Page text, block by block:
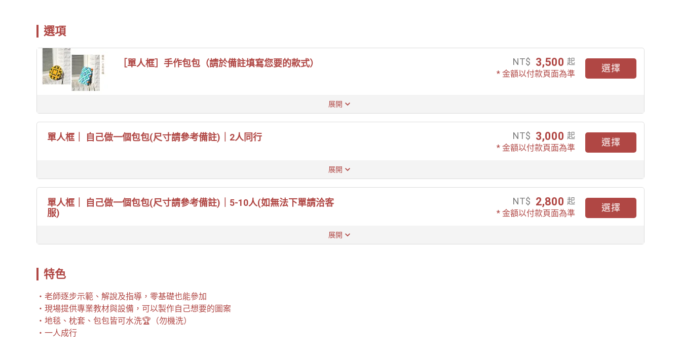
選項
［單人框］手作包包（請於備註填寫您要的款式） NT$ 3,500 起
* 金額以付款頁面為準
選擇
展開
單人框｜ 自己做一個包包(尺寸請參考備註)｜2人同行 NT$ 3,000 起
* 金額以付款頁面為準
選擇
展開
單人框｜ 自己做一個包包(尺寸請參考備註)｜5-10人(如無法下單請洽客
服)
NT$ 2,800 起
* 金額以付款頁面為準
選擇
展開
特色
老師逐步示範、解說及指導，零基礎也能參加
現場提供專業教材與設備，可以製作自己想要的圖案
地毯、枕套、包包皆可水洗🏆（勿機洗）
一人成行